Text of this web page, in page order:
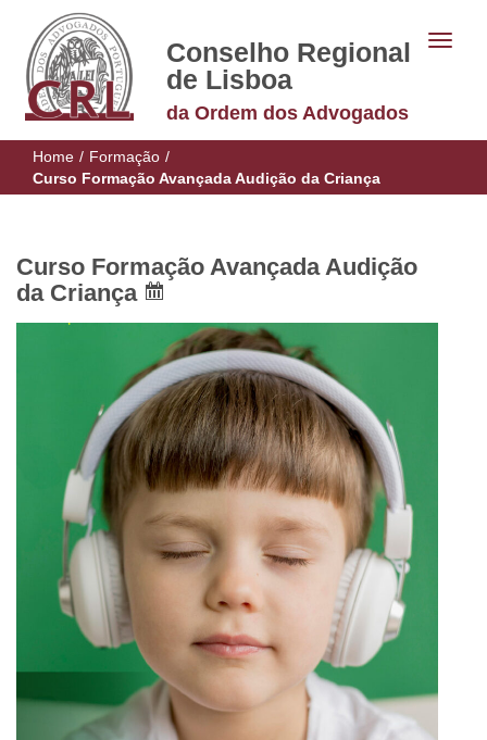
Conselho Regional
de Lisboa
da Ordem dos Advogados
Home / Formação /
Curso Formação Avançada Audição da Criança
Curso Formação Avançada Audição
da Criança